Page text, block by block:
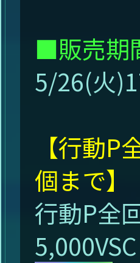
■販売期
5/26(火
【行動
個まで】
行動P全
5,000VSC